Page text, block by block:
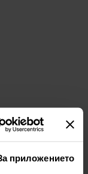
приложението